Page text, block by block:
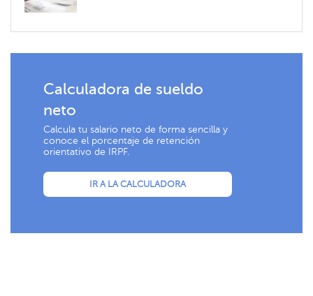
Calculadora de sueldo
neto
Calcula tu salario neto de forma sencilla y
conoce el porcentaje de retención
orientativo de IRPF.
IR A LA CALCULADORA